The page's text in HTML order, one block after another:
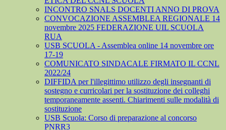
INCONTRO SNALS DOCENTI ANNO DI PROVA
CONVOCAZIONE ASSEMBLEA REGIONALE 14
novembre 2025 FEDERAZIONE UIL SCUOLA
RUA
USB SCUOLA - Assemblea online 14 novembre ore
17-19
COMUNICATO SINDACALE FIRMATO IL CCNL
2022/24
DIFFIDA per l'illegittimo utilizzo degli insegnanti di
sostegno e curricolari per la sostituzione dei colleghi
temporaneamente assenti. Chiarimenti sulle modalità di
sostituzione
USB Scuola: Corso di preparazione al concorso
PNRR3